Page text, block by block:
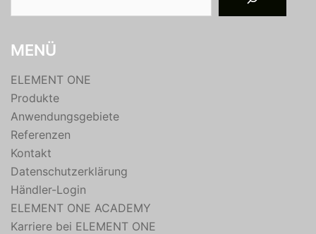
MENÜ
ELEMENT ONE
Produkte
Anwendungsgebiete
Referenzen
Kontakt
Datenschutzerklärung
Händler-Login
ELEMENT ONE ACADEMY
Karriere bei ELEMENT ONE